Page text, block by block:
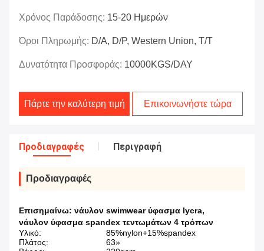
Χρόνος Παράδοσης: 15-20 Ημερών
Όροι Πληρωμής: D/A, D/P, Western Union, T/T
Δυνατότητα Προσφοράς: 10000KGS/DAY
Πάρτε την καλύτερη τιμή Επικοινωνήστε τώρα
Προδιαγραφές Περιγραφή
Προδιαγραφές
Επισημαίνω: νάυλον swimwear ύφασμα lycra,
νάυλον ύφασμα spandex τεντωμάτων 4 τρόπων
Υλικό:
85%nylon+15%spandex
Πλάτος:
63»